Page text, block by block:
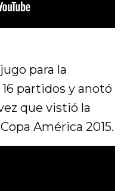
para la
partidos y anotó
que vistió la
América 2015.